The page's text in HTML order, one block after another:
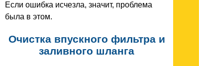
Если ошибка исчезла, значит, проблема
была в этом.
Очистка впускного фильтра и
заливного шланга